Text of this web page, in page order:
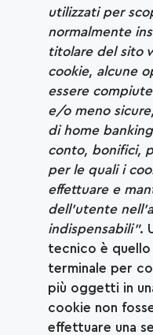
utilizzati per
normalmente
titolare del sito
cookie, alcune
essere
e/o meno
di home
conto, bonifici,
per le quali i
effettuare e
dell’utente
indispensabili”.
tecnico è quello
terminale per
più oggetti in
cookie non
effettuare una